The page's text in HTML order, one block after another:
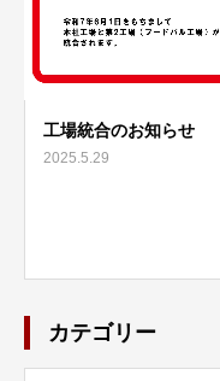
工場統合のお知らせ
2025.5.29
カテゴリー